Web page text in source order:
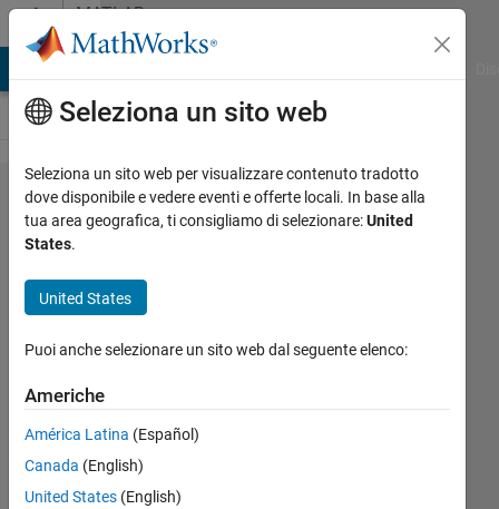
Vai al contenutoMATLAB
Answers
Is it
possible
operations
matrices
without
explicitly
creating
one?
Seleziona un sito web
Seleziona un sito web per visualizzare contenuto tradotto
dove disponibile e vedere eventi e offerte locali. In base alla
tua area geografica, ti consigliamo di selezionare:United
States.
United States
Puoi anche selezionare un sito web dal seguente elenco:
Americhe
América Latina (Español)
Canada (English)
United States (English)